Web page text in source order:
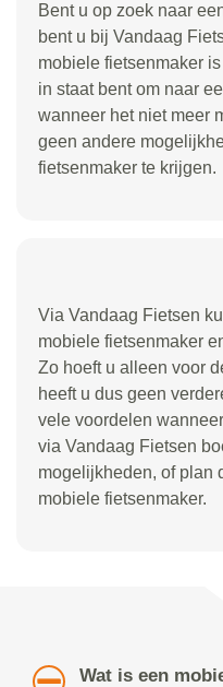
Bent u op zoek naar
bent u bij Vandaag
mobiele fietsenmaker
in staat bent om naar
wanneer het niet meer
geen andere
fietsenmaker te krijgen.
Via Vandaag Fietsen
mobiele fietsenmaker
Zo hoeft u alleen voor
heeft u dus geen
vele voordelen
via Vandaag Fietsen
mogelijkheden, of plan
mobiele fietsenmaker.
Wat is een